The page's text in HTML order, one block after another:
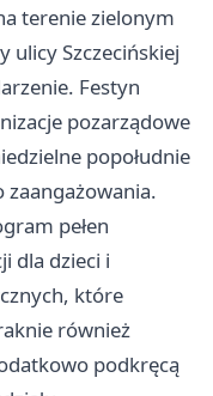
terenie zielonym
ulicy Szczecińskiej
Festyn
pozarządowe
popołudnie
pełen
dla dzieci i
które
również
podkręcą